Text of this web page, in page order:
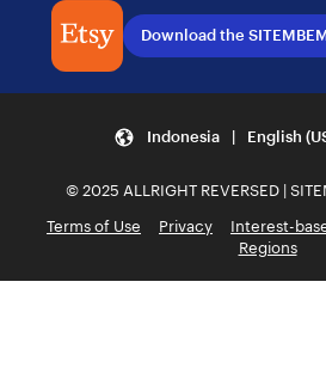
Download the
Indonesia | English
© 2025 ALLRIGHT REVERSED |
Terms of Use
Privacy Interest-
Regions